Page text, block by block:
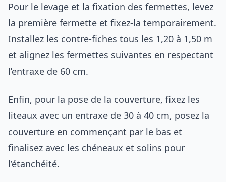
Pour le levage et la fixation des fermettes, levez
la première fermette et fixez-la temporairement.
Installez les contre-fiches tous les 1,20 à 1,50 m
et alignez les fermettes suivantes en respectant
l’entraxe de 60 cm.
Enfin, pour la pose de la couverture, fixez les
liteaux avec un entraxe de 30 à 40 cm, posez la
couverture en commençant par le bas et
finalisez avec les chéneaux et solins pour
l’étanchéité.